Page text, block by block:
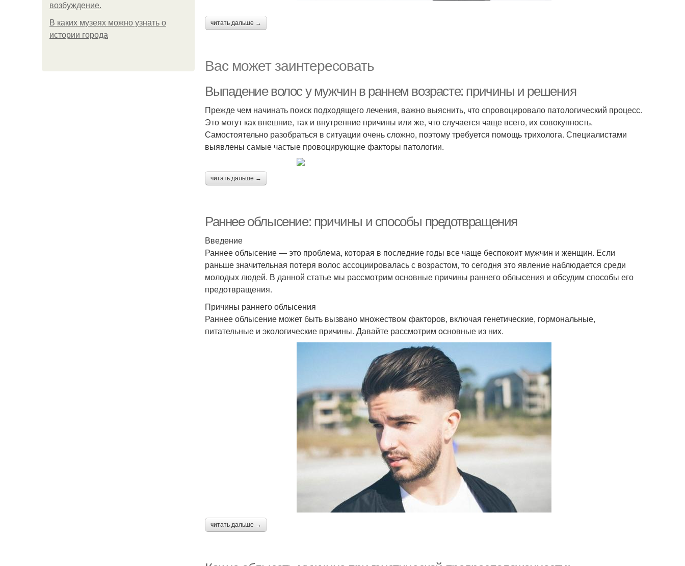
возбуждение.
В каких музеях можно узнать о
истории города
читать дальше →
Вас может заинтересовать
Выпадение волос у мужчин в раннем возрасте: причины и решения
Прежде чем начинать поиск подходящего лечения, важно выяснить, что спровоцировало патологический процесс.
Это могут как внешние, так и внутренние причины или же, что случается чаще всего, их совокупность.
Самостоятельно разобраться в ситуации очень сложно, поэтому требуется помощь трихолога. Специалистами
выявлены самые частые провоцирующие факторы патологии.
читать дальше →
Раннее облысение: причины и способы предотвращения
Введение
Раннее облысение — это проблема, которая в последние годы все чаще беспокоит мужчин и женщин. Если
раньше значительная потеря волос ассоциировалась с возрастом, то сегодня это явление наблюдается среди
молодых людей. В данной статье мы рассмотрим основные причины раннего облысения и обсудим способы его
предотвращения.
Причины раннего облысения
Раннее облысение может быть вызвано множеством факторов, включая генетические, гормональные,
питательные и экологические причины. Давайте рассмотрим основные из них.
читать дальше →